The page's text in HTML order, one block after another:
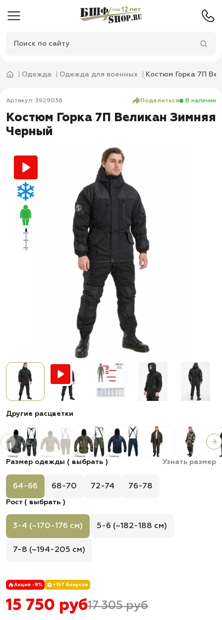
Одежда Одежда для военных Костюм Горка 7П
Артикул: 3929036 Поделиться В наличии
Костюм Горка 7П Великан Зимняя
Черный
Другие расцветки
Размер одежды ( выбрать ) Узнать размер
64-66 68-70 72-74 76-78
Рост ( выбрать )
3-4 (~170-176 см) 5-6 (~182-188 см)
7-8 (~194-205 см)
Акция -9% +157 бонусов
15 750 руб17 305 руб